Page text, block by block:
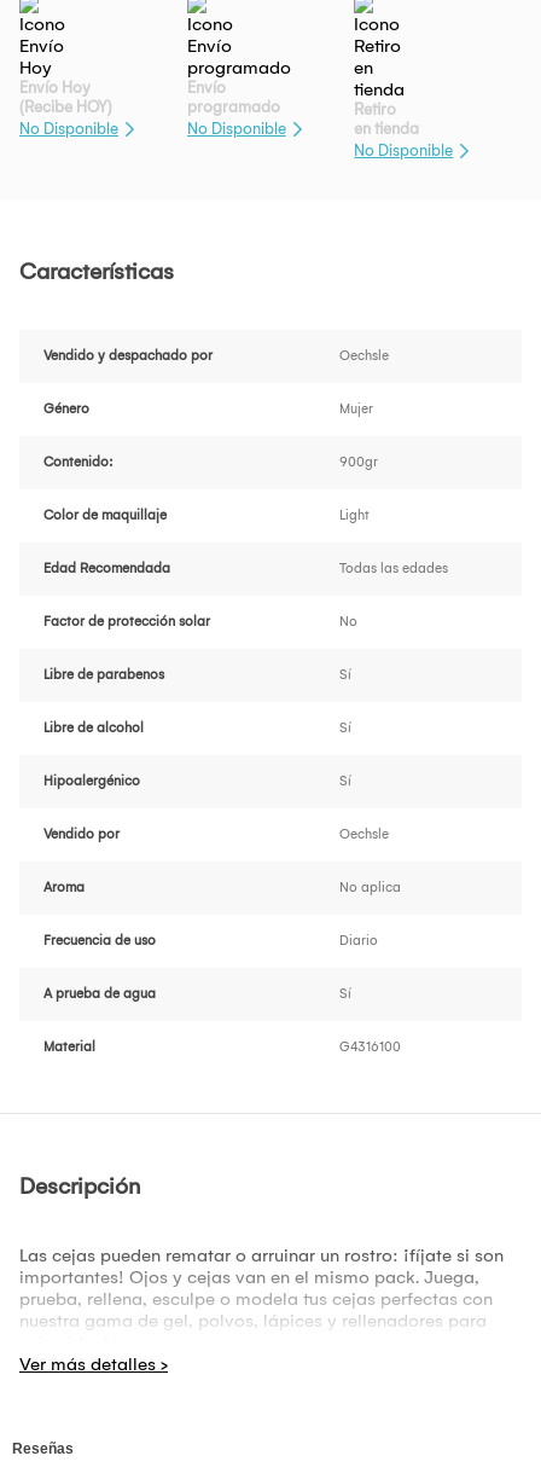
Envío Hoy
(Recibe HOY)
No Disponible
Envío
programado
No Disponible
Retiro
en tienda
No Disponible
Características
Vendido y despachado por Oechsle
Género Mujer
Contenido: 900gr
Color de maquillaje Light
Edad Recomendada Todas las edades
Factor de protección solar No
Libre de parabenos Sí
Libre de alcohol Sí
Hipoalergénico Sí
Vendido por Oechsle
Aroma No aplica
Frecuencia de uso Diario
A prueba de agua Sí
Material G4316100
Descripción
Las cejas pueden rematar o arruinar un rostro: ¡fíjate si son
importantes! Ojos y cejas van en el mismo pack. Juega,
prueba, rellena, esculpe o modela tus cejas perfectas con
nuestra gama de gel, polvos, lápices y rellenadores para